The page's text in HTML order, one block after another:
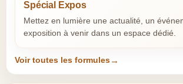
Spécial Expos
Mettez en lumière une actualité, un
exposition à venir dans un espace dédié.
Voir toutes les formules